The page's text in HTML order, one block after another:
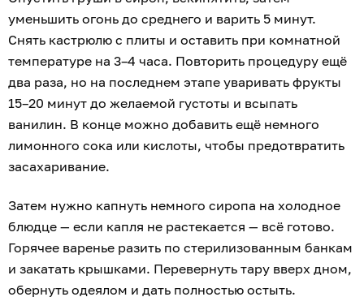
уменьшить огонь до среднего и варить 5 минут.
Снять кастрюлю с плиты и оставить при комнатной
температуре на 3–4 часа. Повторить процедуру ещё
два раза, но на последнем этапе уваривать фрукты
15–20 минут до желаемой густоты и всыпать
ванилин. В конце можно добавить ещё немного
лимонного сока или кислоты, чтобы предотвратить
засахаривание.
Затем нужно капнуть немного сиропа на холодное
блюдце — если капля не растекается — всё готово.
Горячее варенье разить по стерилизованным банкам
и закатать крышками. Перевернуть тару вверх дном,
обернуть одеялом и дать полностью остыть.